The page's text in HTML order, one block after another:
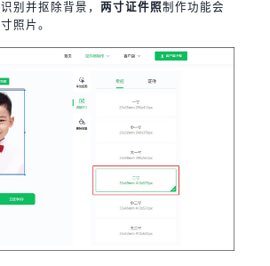
别并抠除背景， 两寸证件照制作功能会
照片。